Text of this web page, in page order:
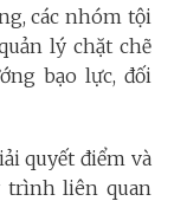
các nhóm tội
lý chặt chẽ
bạo lực, đối
quyết điểm và
trình liên quan